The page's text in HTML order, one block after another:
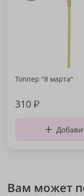
Топпер "8 марта"
310₽
Вам может